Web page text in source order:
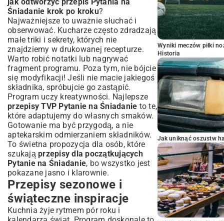
Śniadanie krok po kroku?
Najważniejsze to uważnie słuchać i
obserwować. Kucharze często zdradzają
małe triki i sekrety, których nie
znajdziemy w drukowanej recepturze.
Warto robić notatki lub nagrywać
fragment programu. Poza tym, nie bójcie
się modyfikacji! Jeśli nie macie jakiegoś
składnika, spróbujcie go zastąpić.
Program uczy kreatywności. Najlepsze
przepisy TVP Pytanie na Śniadanie to te,
które adaptujemy do własnych smaków.
Gotowanie ma być przygodą, a nie
aptekarskim odmierzaniem składników.
To świetna propozycja dla osób, które
szukają przepisy dla początkujących
Pytanie na Śniadanie, bo wszystko jest
pokazane jasno i klarownie.
Przepisy sezonowe i
świąteczne inspiracje
Kuchnia żyje rytmem pór roku i
Wyniki meczów piłki
Historia
Jak uniknąć oszustw